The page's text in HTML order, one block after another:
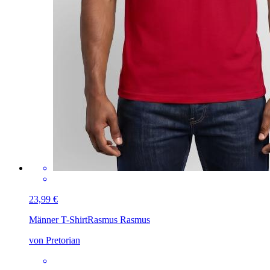
23,99 €
Männer T-ShirtRasmus Rasmus
von Pretorian